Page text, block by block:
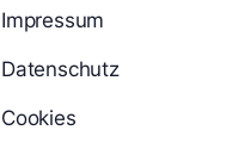
Impressum
Datenschutz
Cookies